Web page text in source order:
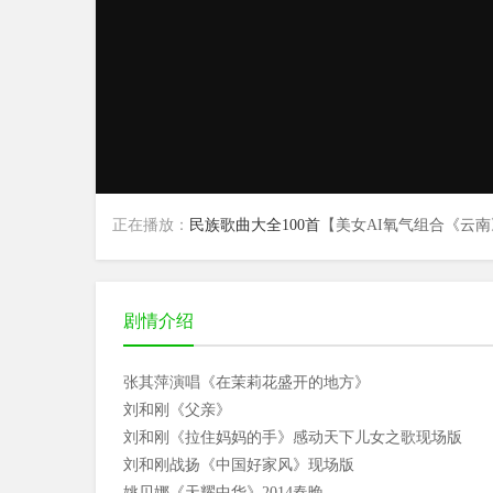
正在播放： 民族歌曲大全100首 【美女AI氧气组合《云南
剧情介绍
张其萍演唱《在茉莉花盛开的地方》
刘和刚《父亲》
刘和刚《拉住妈妈的手》感动天下儿女之歌现场版
刘和刚战扬《中国好家风》现场版